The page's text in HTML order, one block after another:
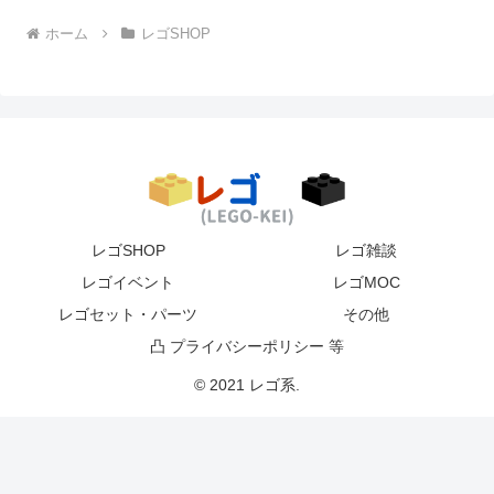
ホーム レゴSHOP
レゴSHOP
レゴ雑談
レゴイベント
レゴMOC
レゴセット・パーツ
その他
凸 プライバシーポリシー 等
© 2021 レゴ系.